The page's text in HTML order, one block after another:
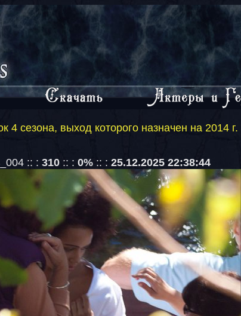
4 сезона, выход которого назначен на 2014 г.
:: : 310:: : 0%:: : 25.12.2025 22:38:44